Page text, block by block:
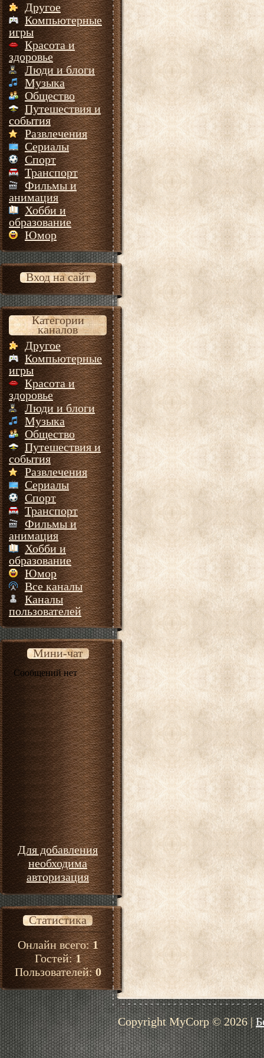
Другое
Компьютерные
игры
Красота и
здоровье
Люди и блоги
Музыка
Общество
Путешествия и
события
Развлечения
Сериалы
Спорт
Транспорт
Фильмы и
анимация
Хобби и
образование
Юмор
Вход на сайт
Категории
каналов
Другое
Компьютерные
игры
Красота и
здоровье
Люди и блоги
Музыка
Общество
Путешествия и
события
Развлечения
Сериалы
Спорт
Транспорт
Фильмы и
анимация
Хобби и
образование
Юмор
Все каналы
Каналы
пользователей
Мини-чат
Для добавления
необходима
авторизация
Статистика
Онлайн всего:1
Гостей:1
Пользователей:0
Copyright MyCorp © 2026|